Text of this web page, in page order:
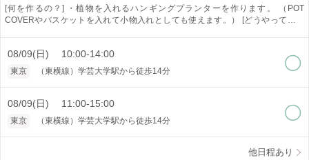
[何を作るの？] ・植物を入れるハンギングプランターを作ります。 （POT
COVERやバスケットを入れて小物入れとしても使えます。） [どうやって作る
[作品仕様] ・流木位置から長さ約65センチ ロープ箇所幅約16センチ [オススメ
ポイント] ・ロープの色が選べます。(欠品してるカラーもあります） ・少人数制
びデザインを作り出すことの出来る技法です。 インテリア、アクセサリーと幅
広く作れます。 一つ作ると次に何を作ろうかなと楽しくなります。 是非体験し
てみてください。
08/09(日) 10:00-14:00
東京 （東横線）学芸大学駅から徒歩14分
08/09(日) 11:00-15:00
東京 （東横線）学芸大学駅から徒歩14分
他日程あり